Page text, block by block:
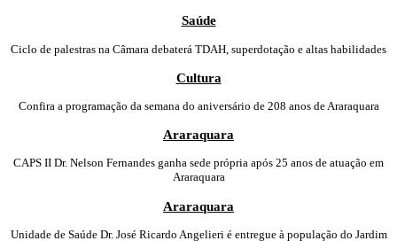
Saúde
Ciclo de palestras na Câmara debaterá TDAH, superdotação e altas habilidades
Cultura
Confira a programação da semana do aniversário de 208 anos de Araraquara
Araraquara
CAPS II Dr. Nelson Fernandes ganha sede própria após 25 anos de atuação em
Araraquara
Araraquara
Unidade de Saúde Dr. José Ricardo Angelieri é entregue à população do Jardim